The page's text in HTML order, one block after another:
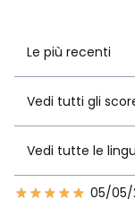
Le più recenti
Vedi tutti gli
Vedi tutte le
05/05/